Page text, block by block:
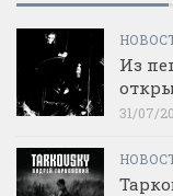
Из
31/07/